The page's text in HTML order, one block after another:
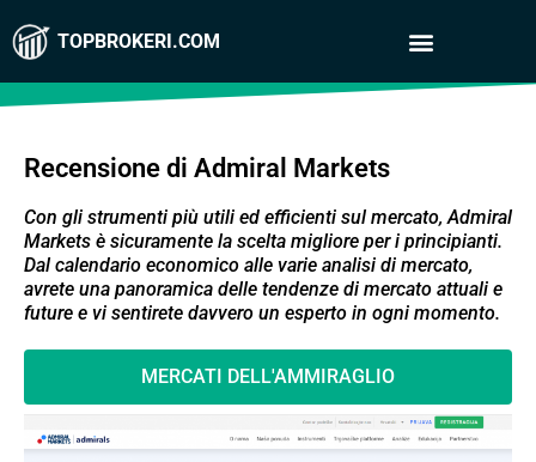
TOPBROKERI.COM
Recensione di Admiral Markets
Con gli strumenti più utili ed efficienti sul mercato, Admiral
Markets è sicuramente la scelta migliore per i principianti.
Dal calendario economico alle varie analisi di mercato,
avrete una panoramica delle tendenze di mercato attuali e
future e vi sentirete davvero un esperto in ogni momento.
MERCATI DELL'AMMIRAGLIO